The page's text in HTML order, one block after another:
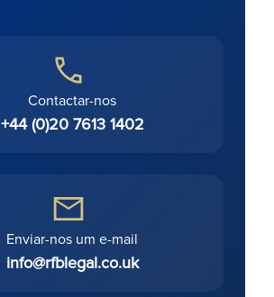
Contactar-nos
+44 (0)20 7613 1402
Enviar-nos um e-mail
info@rfblegal.co.uk